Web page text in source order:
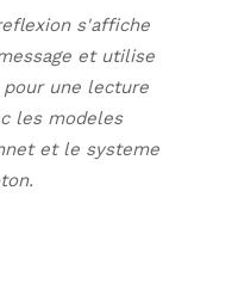
s'affiche
et utilise
une lecture
les modeles
et le systeme